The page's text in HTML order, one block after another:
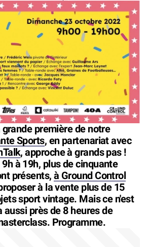
première de notre
Sports, en partenariat avec
, approche à grands pas !
à 19h, plus de cinquante
présents,à Ground Control
à la vente plus de 15
sport vintage. Mais ce n'est
aussi près de 8 heures de
Programme.